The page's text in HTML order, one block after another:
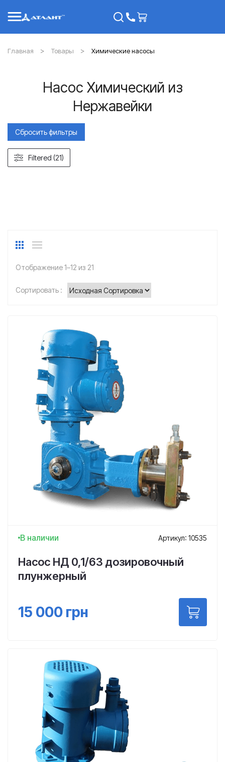
Главная Товары Химические насосы
Насос Химический из
Нержавейки
Отображение 1–12 из 21
Сортировать :
В наличии Артикул: 10535
Насос НД 0,1/63 дозировочный
плунжерный
15 000 грн
Сбросить фильтры
Filtered (21)